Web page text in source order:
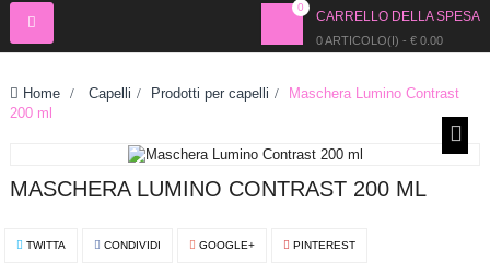
CARRELLO DELLA SPESA
0 ARTICOLO(I) - € 0.00
0
Navigazione
Toggle
Home > Capelli > Prodotti per capelli >
Maschera Lumino Contrast
200 ml
MASCHERA LUMINO CONTRAST 200 ML
TWITTA CONDIVIDI GOOGLE+ PINTEREST